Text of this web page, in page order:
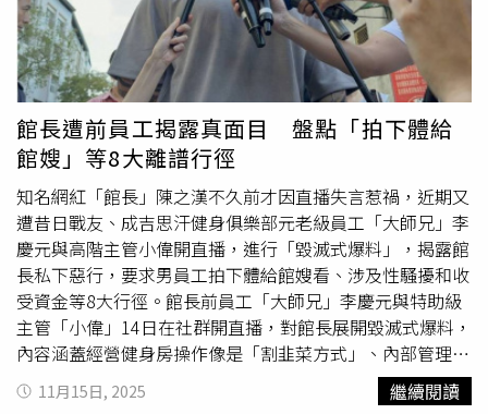
能蹭到副市長」。另一位新北地方民代也直指，破405萬人
口的新北市鞭長莫及，12席立委各據一方整合不易，單單立
委要蹭上市長是非常困難，反倒侯友宜自個兒出身「非藍非
綠」，在警政知名度下從副市長風光當選市長，甚或2018
年比老長官、前市長朱立倫還高票，這可給黃國昌不小啟
示，若能在下一屆新北市府蹭上副市長，再乖乖蹲個幾年準
備接棒市長「到時國民黨立委哪是他的對手」。黃國昌前幕
僚則直指，黃國昌「看高不看低」野心勃勃，最上心的可是
台北市長大位，但眼見2026年蔣萬安連任，後頭還有副市
長林奕華、立委羅智強與徐巧芯虎視眈眈，因此才退步來到
淡水河對岸的新北「攪亂一池春水」。但他也吐槽，藍營自
個「宮廷大戲」一直玩，在地劉和然跑了那麼久，層峰卻老
認為「外頭的月亮比較圓」巴望「隔壁棚」的台北市李四
川，難怪讓黃國昌有可趁之機，他認為藍營自個要早團結，
否則只是平添選民不耐。民眾黨發言人張彤則回應，關於黃
國昌動向是毫無事實的揣測幻想，無從回覆。
打出88桿，他自己都笑說是「破紀錄」，隊友還開玩笑建議
別再拍戲，乾脆改為職業隊發展比較快。他更豪氣公布自己
一口氣拿了三位關主的簽名球，滿載而歸。相較之下，
Darren當天102桿的成績符合他平時95到100多桿的水準，
不過「時尚擔當」的他靠著登場造型成功奪下最佳造型獎，
笑說完全沒想到是靠服裝拿獎。他大力肯定這場比賽的公益
意義：「最重要的是能幫助偏鄉小朋友，讓他們的棒球夢延
續下去。」陳志強透露將加入民視新八點檔演出，Darren被
敲碗浪花兄弟重返音樂舞台。（圖／原棒協）兩人在球場上
互虧、互補，到了訪問時也放送許多暖心家庭話題。陳志強
坦言，本來和妻子曾智希準備今年開始備孕，但因接到好劇
本，只能讓計畫往後延。他笑說：「其實我們都滿急的，但
還是要先努力存一點給小孩，讓他以後生活更好。」他透露
夫妻倆年底都會加入民視新八點檔，只是故事線不一定會有
交集，「她已經開始拍了，我還在抓緊時間練球。」原本心
願是希望孩子能生天秤座或射手座，但Darren的兒子Travis
館長遭前員工揭露真面目 盤點「拍下體給
館嫂」等8大離譜行徑
知名網紅「館長」陳之漢不久前才因直播失言惹禍，近期又
遭昔日戰友、成吉思汗健身俱樂部元老級員工「大師兄」李
慶元與高階主管小偉開直播，進行「毀滅式爆料」，揭露館
長私下惡行，要求男員工拍下體給館嫂看、涉及性騷擾和收
受資金等8大行徑。館長前員工「大師兄」李慶元與特助級
主管「小偉」14日在社群開直播，對館長展開毀滅式爆料，
內容涵蓋經營健身房操作像是「割韭菜方式」、內部管理疑
失當和對待感情方面問題很大，甚至有要求男員工拍攝下體
照，只為了給他的妻子觀看，恐怕已涉及長期性騷擾。而
11月15日, 2025 繼續閱讀